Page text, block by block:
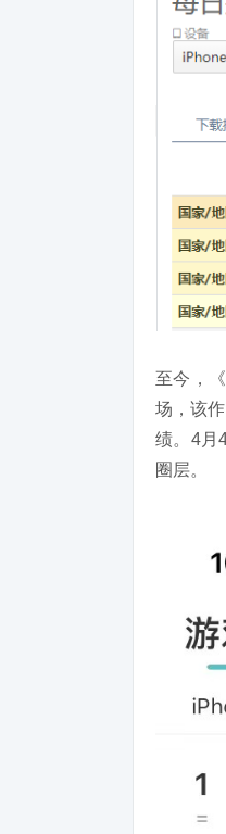
至今，
场，该
绩。4月
圈层。